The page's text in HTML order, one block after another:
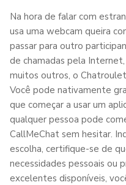
Na hora de falar com
usa uma webcam queira
passar para outro
de chamadas pela
muitos outros, o
Você pode nativamente
que começar a usar um
qualquer pessoa pode
CallMeChat sem hesitar.
escolha, certifique-se de
necessidades pessoais ou
excelentes disponíveis,